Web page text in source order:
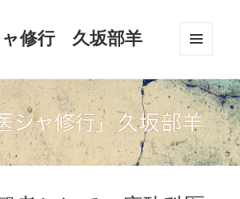
修行 久坂部羊
ィジェ
ット